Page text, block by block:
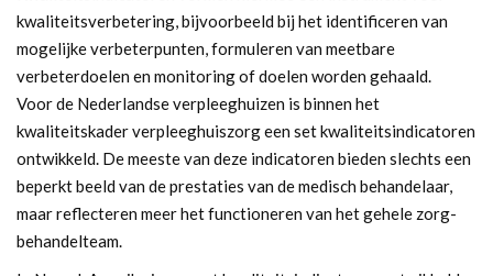
kwaliteitsverbetering, bijvoorbeeld bij het identificeren van
mogelijke verbeterpunten, formuleren van meetbare
verbeterdoelen en monitoring of doelen worden gehaald.
Voor de Nederlandse verpleeghuizen is binnen het
kwaliteitskader verpleeghuiszorg een set kwaliteitsindicatoren
ontwikkeld. De meeste van deze indicatoren bieden slechts een
beperkt beeld van de prestaties van de medisch behandelaar,
maar reflecteren meer het functioneren van het gehele zorg-
behandelteam.